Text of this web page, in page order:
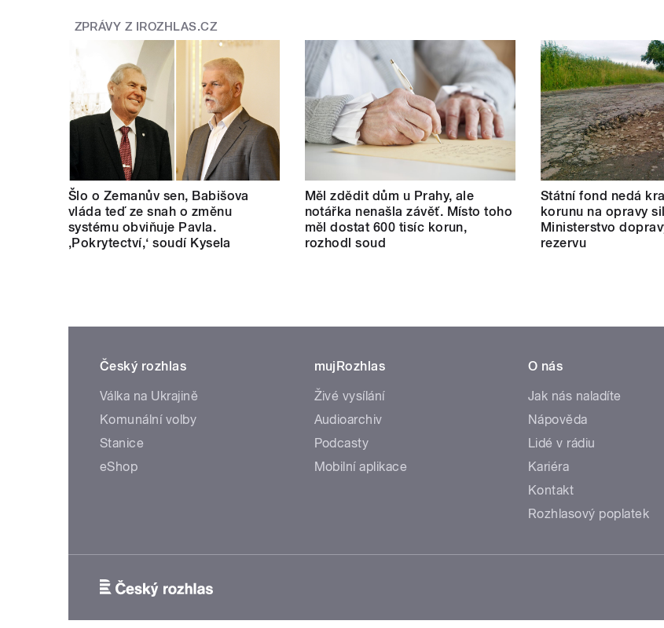
ZPRÁVY Z IROZHLAS.CZ
Šlo o Zemanův sen, Babišova
vláda teď ze snah o změnu
systému obviňuje Pavla.
‚Pokrytectví,‘ soudí Kysela
Měl zdědit dům u Prahy, ale
notářka nenašla závěť. Místo toho
měl dostat 600 tisíc korun,
rozhodl soud
Státní fond nedá
korunu na opravy
Ministerstvo
rezervu
Český rozhlas
Válka na Ukrajině
Komunální volby
Stanice
eShop
mujRozhlas
Živé vysílání
Audioarchiv
Podcasty
Mobilní aplikace
O nás
Jak nás naladíte
Nápověda
Lidé v rádiu
Kariéra
Kontakt
Rozhlasový poplatek